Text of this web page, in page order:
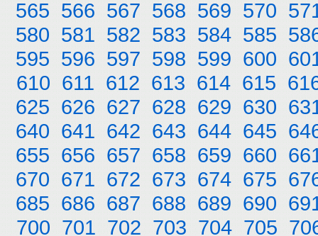
565 566 567 568 569 570
580 581 582 583 584 585
595 596 597 598 599 600
610 611 612 613 614 615
625 626 627 628 629 630
640 641 642 643 644 645
655 656 657 658 659 660
670 671 672 673 674 675
685 686 687 688 689 690
700 701 702 703 704 705